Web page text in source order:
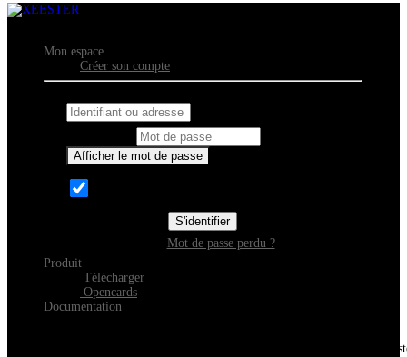
Mon espace
Créer son compte
Afficher le mot de passe
S'identifier
Mot de passe perdu ?
Produit
Télécharger
Opencards
Documentation
Tout savoir sur l'installation, la navigation et la configuration de